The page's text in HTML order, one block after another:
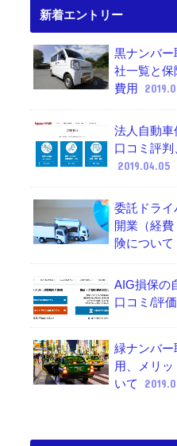
新着エントリー
黒ナンバー
社一覧と保
費用
法人自動
口コミ評判
2019.04.05
委託ドライ
開業（経
険について
AIG損保の
口コミ/評価
緑ナンバ
用、メリ
いて